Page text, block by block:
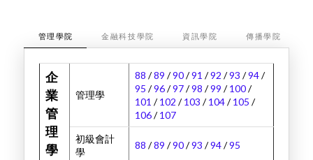
管理學院 金融科技學院 資訊學院 傳播學院
企
業
管
理
學
管理學
88 /89 /90/91 /92 /93 /94/
95 /96/97/98 /99 /100/
101 /102 /103 /104/105 /
106/107
初級會計
學
88 /89 /90/93 /94/95